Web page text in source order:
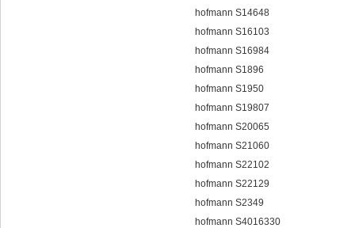
hofmann S14648
hofmann S16103
hofmann S16984
hofmann S1896
hofmann S1950
hofmann S19807
hofmann S20065
hofmann S21060
hofmann S22102
hofmann S22129
hofmann S2349
hofmann S4016330